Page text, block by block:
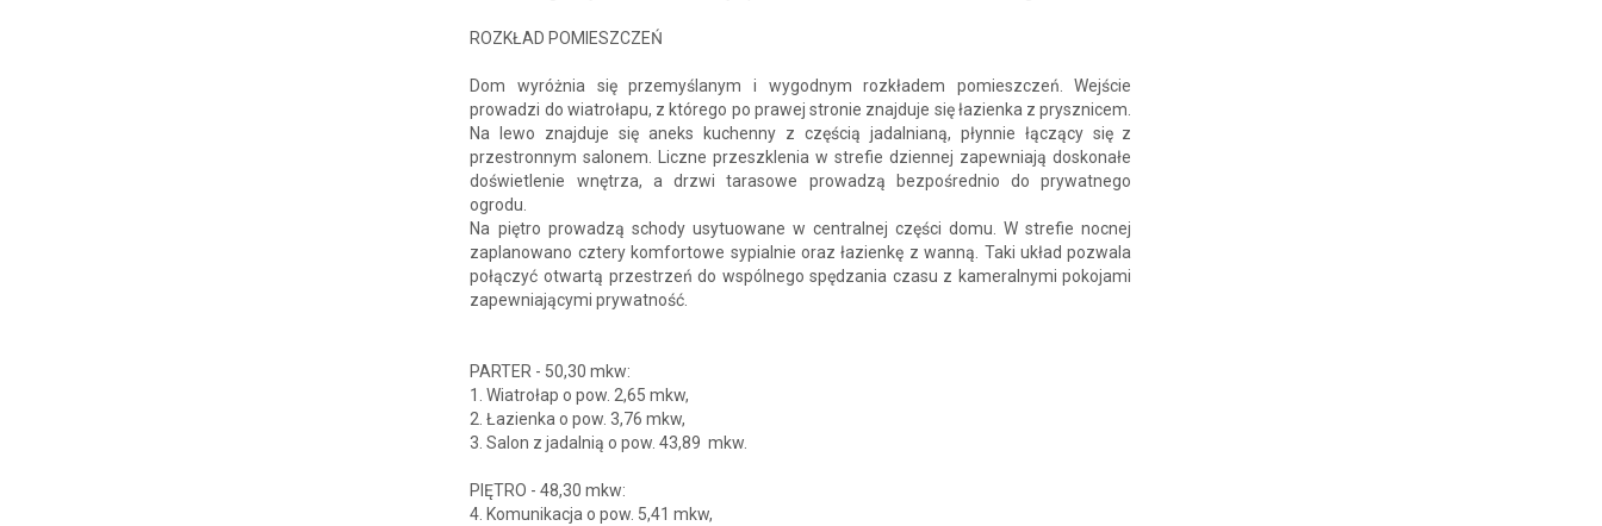
ROZKŁAD POMIESZCZEŃ
Dom wyróżnia się przemyślanym i wygodnym rozkładem pomieszczeń. Wejście
prowadzi do wiatrołapu, z którego po prawej stronie znajduje się łazienka z prysznicem.
Na lewo znajduje się aneks kuchenny z częścią jadalnianą, płynnie łączący się z
przestronnym salonem. Liczne przeszklenia w strefie dziennej zapewniają doskonałe
doświetlenie wnętrza, a drzwi tarasowe prowadzą bezpośrednio do prywatnego
ogrodu.
Na piętro prowadzą schody usytuowane w centralnej części domu. W strefie nocnej
zaplanowano cztery komfortowe sypialnie oraz łazienkę z wanną. Taki układ pozwala
połączyć otwartą przestrzeń do wspólnego spędzania czasu z kameralnymi pokojami
zapewniającymi prywatność.
PARTER - 50,30 mkw:
1. Wiatrołap o pow. 2,65 mkw,
2. Łazienka o pow. 3,76 mkw,
3. Salon z jadalnią o pow. 43,89 mkw.
PIĘTRO - 48,30 mkw:
4. Komunikacja o pow. 5,41 mkw,